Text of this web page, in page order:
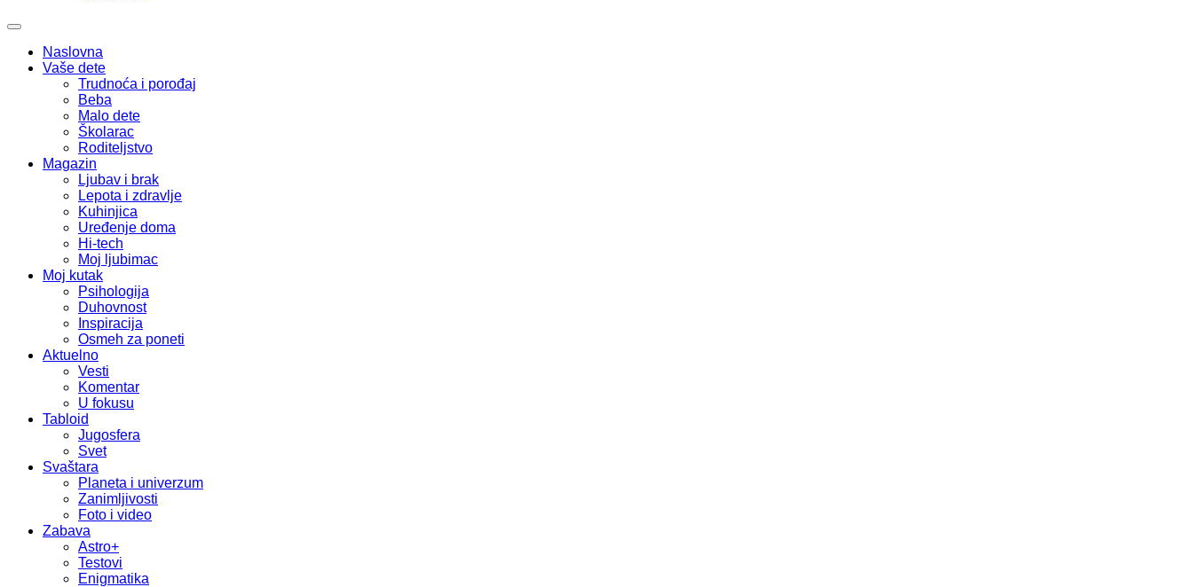
Naslovna
Vaše dete
Trudnoća i porođaj
Beba
Malo dete
Školarac
Roditeljstvo
Magazin
Ljubav i brak
Lepota i zdravlje
Kuhinjica
Uređenje doma
Hi-tech
Moj ljubimac
Moj kutak
Psihologija
Duhovnost
Inspiracija
Osmeh za poneti
Aktuelno
Vesti
Komentar
U fokusu
Tabloid
Jugosfera
Svet
Svaštara
Planeta i univerzum
Zanimljivosti
Foto i video
Zabava
Astro+
Testovi
Enigmatika